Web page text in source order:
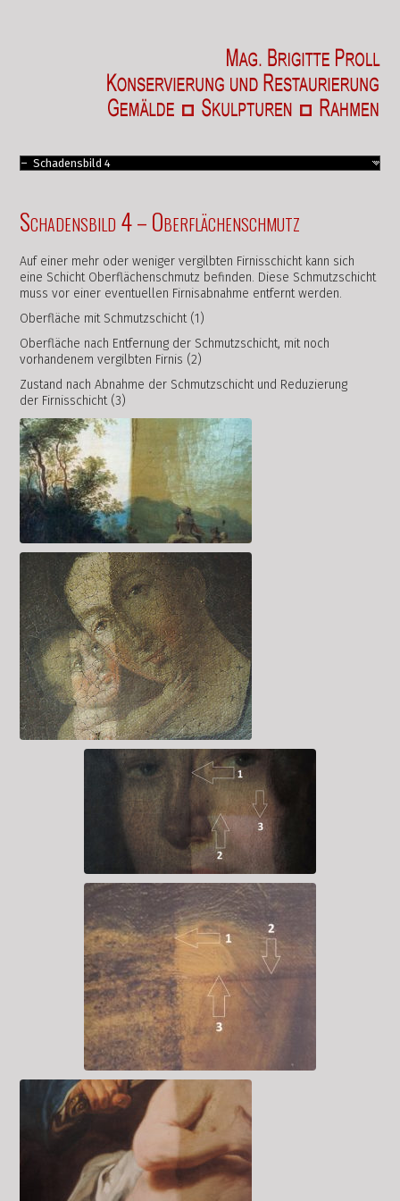
Schadensbild 4 – Oberflächenschmutz
Auf einer mehr oder weniger vergilbten Firnisschicht kann sich
eine Schicht Oberflächenschmutz befinden. Diese Schmutzschicht
muss vor einer eventuellen Firnisabnahme entfernt werden.
Oberfläche mit Schmutzschicht (1)
Oberfläche nach Entfernung der Schmutzschicht, mit noch
vorhandenem vergilbten Firnis (2)
Zustand nach Abnahme der Schmutzschicht und Reduzierung
der Firnisschicht (3)